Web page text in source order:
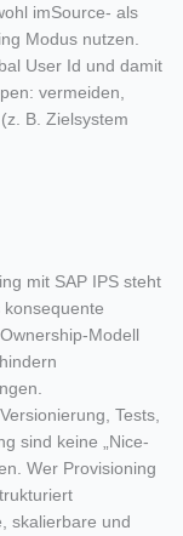
imSource- als
Modus nutzen.
User Id und damit
vermeiden,
B. Zielsystem
mit SAP IPS steht
Modell
Tests,
sind keine „Nice-
Wer Provisioning
skalierbare und